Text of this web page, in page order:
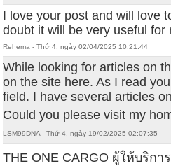
I love your post and will love
doubt it will be very useful for
Rehema - Thứ 4, ngày 02/04/2025 10:21:44
While looking for articles on
on the site here. As I read
field. I have several articles
Could you please visit my
LSM99DNA - Thứ 4, ngày 19/02/2025 02:07:35
THE ONE CARGO ผู้ให้บริการ